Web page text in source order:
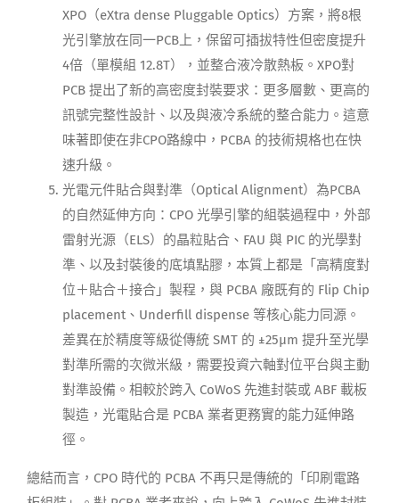
XPO（eXtra dense Pluggable Optics）方案，將8根
光引擎放在同一PCB上，保留可插拔特性但密度提升
4倍（單模組 12.8T），並整合液冷散熱板。XPO對
PCB 提出了新的高密度封裝要求：更多層數、更高的
訊號完整性設計、以及與液冷系統的整合能力。這意
味著即使在非CPO路線中，PCBA 的技術規格也在快
速升級。
光電元件貼合與對準（Optical Alignment）為PCBA
的自然延伸方向：CPO 光學引擎的組裝過程中，外部
雷射光源（ELS）的晶粒貼合、FAU 與 PIC 的光學對
準、以及封裝後的底填點膠，本質上都是「高精度對
位＋貼合＋接合」製程，與 PCBA 廠既有的 Flip Chip
placement、Underfill dispense 等核心能力同源。
差異在於精度等級從傳統 SMT 的 ±25μm 提升至光學
對準所需的次微米級，需要投資六軸對位平台與主動
對準設備。相較於跨入 CoWoS 先進封裝或 ABF 載板
製造，光電貼合是 PCBA 業者更務實的能力延伸路
徑。
總結而言，CPO 時代的 PCBA 不再只是傳統的「印刷電路